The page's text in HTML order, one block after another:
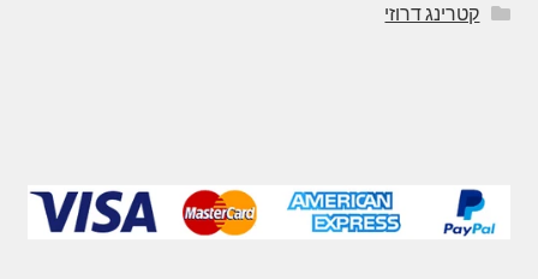
קטרינג דרוזי